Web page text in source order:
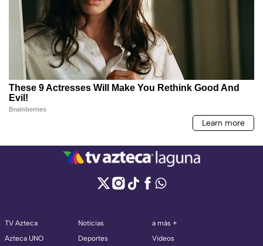
TV Azteca
Azteca UNO
Noticias
Deportes
a más +
Videos